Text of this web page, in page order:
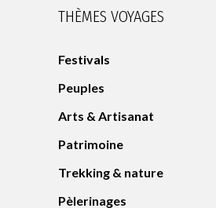
THÈMES VOYAGES
Festivals
Peuples
Arts & Artisanat
Patrimoine
Trekking & nature
Pèlerinages